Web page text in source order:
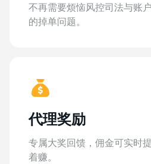
不再需要烦恼风控司法与账
的掉单问题。
代理奖励
专属大奖回馈，佣金可实时
着赚。